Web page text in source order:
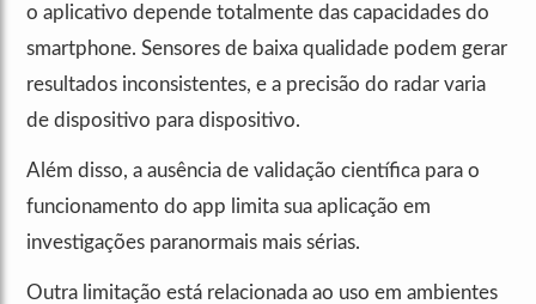
o aplicativo depende totalmente das capacidades do
smartphone. Sensores de baixa qualidade podem gerar
resultados inconsistentes, e a precisão do radar varia
de dispositivo para dispositivo.
Além disso, a ausência de validação científica para o
funcionamento do app limita sua aplicação em
investigações paranormais mais sérias.
Outra limitação está relacionada ao uso em ambientes